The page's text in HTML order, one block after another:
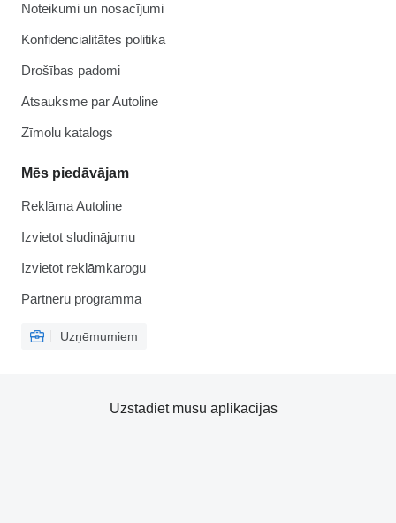
Noteikumi un nosacījumi
Konfidencialitātes politika
Drošības padomi
Atsauksme par Autoline
Zīmolu katalogs
Mēs piedāvājam
Reklāma Autoline
Izvietot sludinājumu
Izvietot reklāmkarogu
Partneru programma
Uzņēmumiem
Uzstādiet mūsu aplikācijas